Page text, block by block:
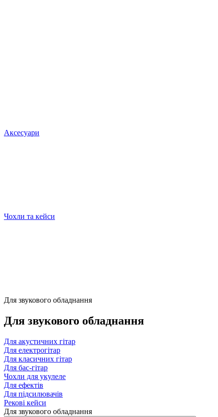
Аксесуари
Чохли та кейси
Для звукового обладнання
Для звукового обладнання
Для акустичних гітар
Для електрогітар
Для класичних гітар
Для бас-гітар
Чохли для укулеле
Для ефектів
Для підсилювачів
Рекові кейси
Для звукового обладнання